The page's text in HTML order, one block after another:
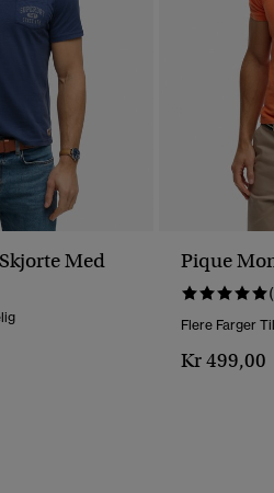
Med
Pique
Flere Farger
Kr 499,00